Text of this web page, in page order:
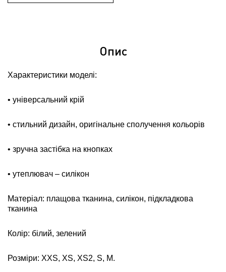
Опис
Характеристики моделі:
• універсальний крій
• стильний дизайн, оригінальне сполучення кольорів
• зручна застібка на кнопках
• утеплювач – силікон
Матеріал: плащова тканина, силікон, підкладкова
тканина
Колір: білий, зелений
Розміри: ХХS, ХS, ХS2, S, М.